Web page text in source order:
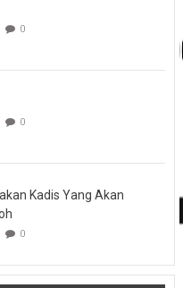
0
0
Kadis Yang Akan
0